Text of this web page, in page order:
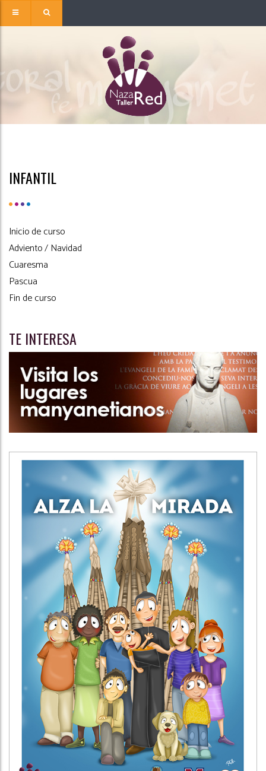
INFANTIL
Inicio de curso
Adviento / Navidad
Cuaresma
Pascua
Fin de curso
TE INTERESA